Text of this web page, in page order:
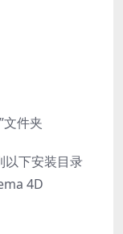
文件夹
下安装目录
4D